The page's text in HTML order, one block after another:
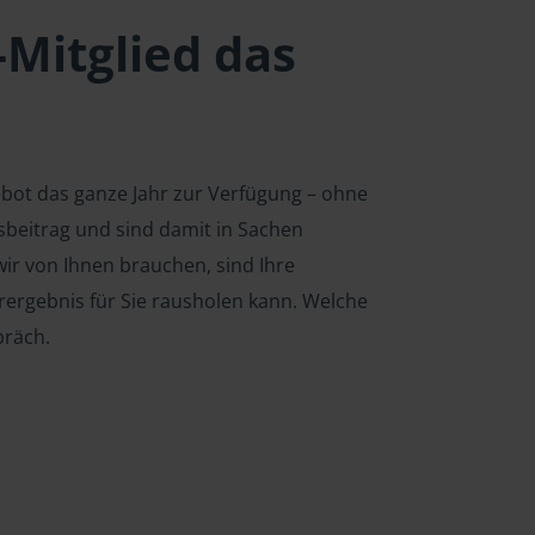
das
das ganze Jahr zur Verfügung – ohne
und sind damit in Sachen
von Ihnen brauchen, sind Ihre
für Sie rausholen kann. Welche